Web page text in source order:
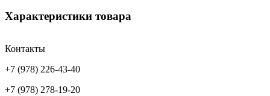
Характеристики товара
Контакты
+7 (978) 226-43-40
+7 (978) 278-19-20